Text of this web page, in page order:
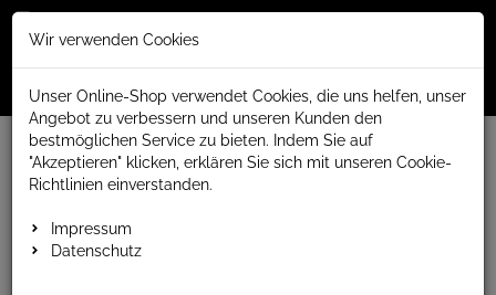
Menü
www.anapont.eu Badheizkörper
Design Badheizkörper
MAGMA d
Baubreite 400mm
Baubreite 400mm
Wir verwenden Cookies
Unser Online-Shop verwendet Cookies, die uns helfen, unser
Angebot zu verbessern und unseren Kunden den
bestmöglichen Service zu bieten. Indem Sie auf
"Akzeptieren" klicken, erklären Sie sich mit unseren Cookie-
Richtlinien einverstanden.
Impressum
Datenschutz